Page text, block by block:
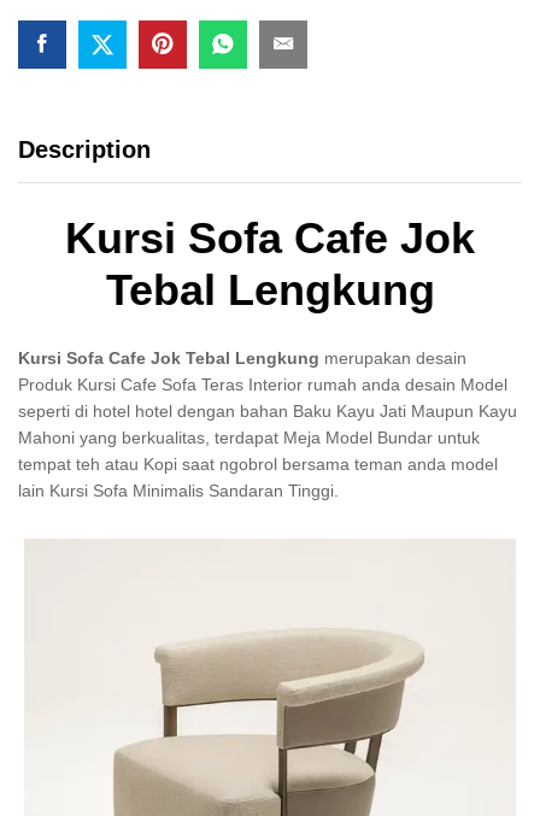
Description
Kursi Sofa Cafe Jok
Tebal Lengkung
Kursi Sofa Cafe Jok Tebal Lengkung merupakan desain
Produk Kursi Cafe Sofa Teras Interior rumah anda desain Model
seperti di hotel hotel dengan bahan Baku Kayu Jati Maupun Kayu
Mahoni yang berkualitas, terdapat Meja Model Bundar untuk
tempat teh atau Kopi saat ngobrol bersama teman anda model
lain Kursi Sofa Minimalis Sandaran Tinggi.